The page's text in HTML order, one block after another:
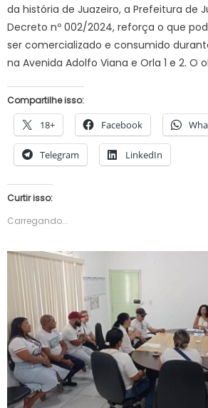
da história de Juazeiro, a Prefeitura de
Decreto nº 002/2024, reforça o que
ser comercializado e consumido
na Avenida Adolfo Viana e Orla 1 e 2. O
Compartilhe isso:
18+ Facebook
Telegram LinkedIn
Curtir isso:
Carregando...